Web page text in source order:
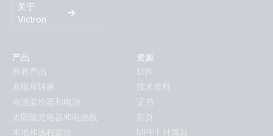
关于
Victron
产品
所有产品
充电和转换
电池监控器和电池
太阳能充电器和电池板
本地和远程监控
资源
软件
技术资料
证书
彩页
MPPT 计算器